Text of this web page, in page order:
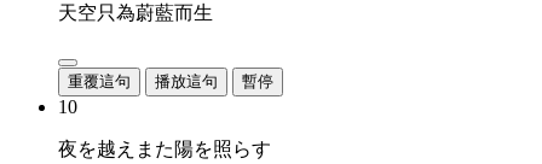
天空只為蔚藍而生
重覆這句 播放這句 暫停
10
夜を越えまた陽を照らす